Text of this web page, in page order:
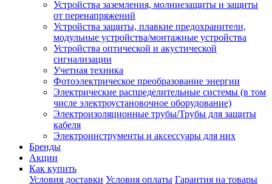
Устройства заземления, молниезащиты и защиты
от перенапряжений
Устройства защиты, плавкие предохранители,
модульные устройства/монтажные устройства
Устройства оптической и акустической
сигнализации
Учетная техника
Фотоэлектрическое преобразование энергии
Электрические распределительные системы (в том
числе электроустановочное оборудование)
Электроизоляционные трубы/Трубы для защиты
кабеля
Электроинструменты и аксессуары для них
Бренды
Акции
Как купить
Условия доставки Условия оплаты Гарантия на товары